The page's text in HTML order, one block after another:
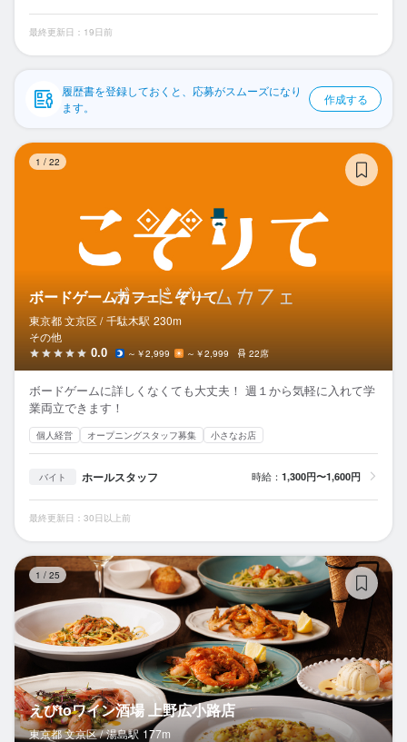
食べログ求人PRESS
プライバシーポリシー
利用規約
企業情報
最終更新日：19日前
履歴書を登録しておくと、応募がスムーズになり
ます。
作成する
1 / 22
ボードゲームカフェこぞりて
東京都 文京区 / 千駄木駅 230m
その他
0.0 ～￥2,999 ～￥2,999 22席
ボードゲームに詳しくなくても大丈夫！ 週１から気軽に入れて学
業両立できます！
個人経営 オープニングスタッフ募集 小さなお店
バイト ホールスタッフ 時給： 1,300円〜1,600円
最終更新日：30日以上前
1 / 25
えびtoワイン酒場 上野広小路店
東京都 文京区 / 湯島駅 177m